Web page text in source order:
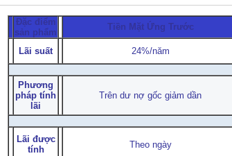
Đặc điểm
sản phẩm
Tiền Mặt Ứng Trước
Lãi suất 24%/năm
Phương
pháp tính
lãi
Trên dư nợ gốc giảm dần
Lãi được
tính
Theo ngày